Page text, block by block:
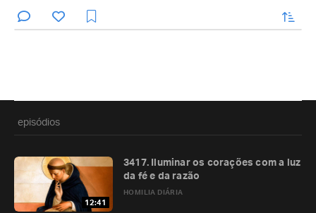
enviar
episódios
12:41
HOMILIA DIÁRIA
3417. Iluminar os corações com a luz
da fé e da razão